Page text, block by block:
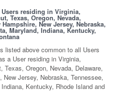
residing in Virginia,
Texas, Oregon, Nevada,
New Jersey, Nebraska,
Maryland, Indiana, Kentucky,
listed above common to all Users
a User residing in Virginia,
Texas, Oregon, Nevada, Delaware,
New Jersey, Nebraska, Tennessee,
Kentucky, Rhode Island and